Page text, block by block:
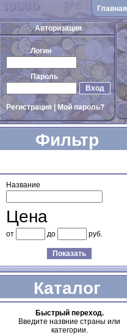
Главная
Авторизация
Логин
Пароль
Вход
Регистрация|Мой пароль?
Фильтр
Название
Цена
от до руб.
Показать
Каталог
Быстрый переход.
Введите назвние страны или
категории.